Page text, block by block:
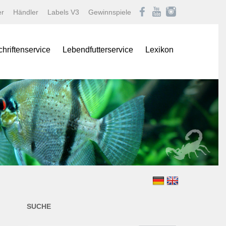
Händler Labels V3 Gewinnspiele
Fachmagazin
Aquarium live
& Teich Magazin
Lebendfutterservice Lexikon
Barben
Buntbarsche
Gartenteich
Goldfische und Koi
Krebse
Labyrinther
SUCHE